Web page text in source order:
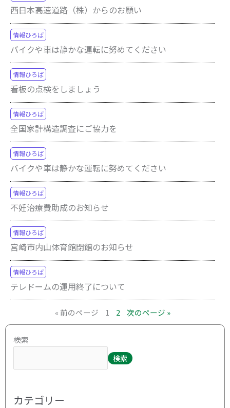
西日本高速道路（株）からのお願い
情報ひろば
バイクや車は静かな運転に努めてください
情報ひろば
看板の点検をしましょう
情報ひろば
全国家計構造調査にご協力を
情報ひろば
バイクや車は静かな運転に努めてください
情報ひろば
不妊治療費助成のお知らせ
情報ひろば
宮崎市内山体育館閉館のお知らせ
情報ひろば
テレドームの運用終了について
« 前のページ 1 2 次のページ »
検索
検索
カテゴリー
ア
カ
ブ